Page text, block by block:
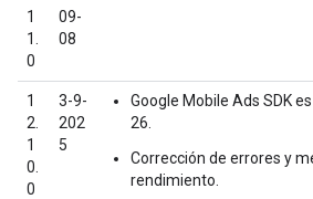
1
1.
0
09-
08
1
2.
1
0.
0
3-9-
202
5
Google Mobile Ads SDK
26.
Corrección de errores y
rendimiento.